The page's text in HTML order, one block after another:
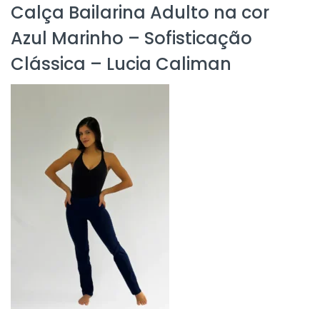
Calça Bailarina Adulto na cor
Azul Marinho – Sofisticação
Clássica – Lucia Caliman